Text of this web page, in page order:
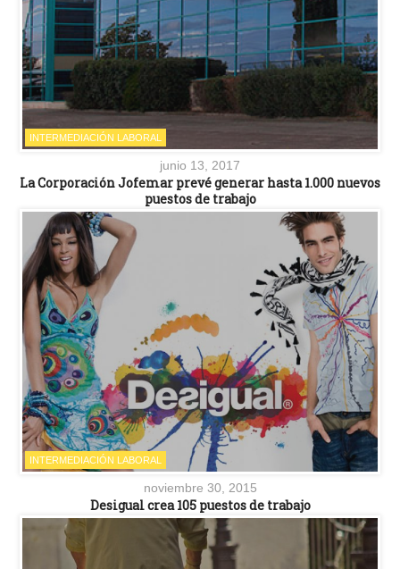
INTERMEDIACIÓN LABORAL
junio 13, 2017
La Corporación Jofemar prevé generar hasta 1.000 nuevos
puestos de trabajo
INTERMEDIACIÓN LABORAL
noviembre 30, 2015
Desigual crea 105 puestos de trabajo